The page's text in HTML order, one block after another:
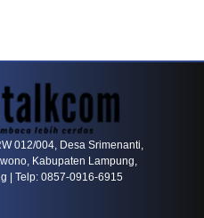
Dan Evolusi Game Meja Digital
012/004, Desa Srimenanti,
Kabupaten Lampung,
| Telp: 0857-0916-6915